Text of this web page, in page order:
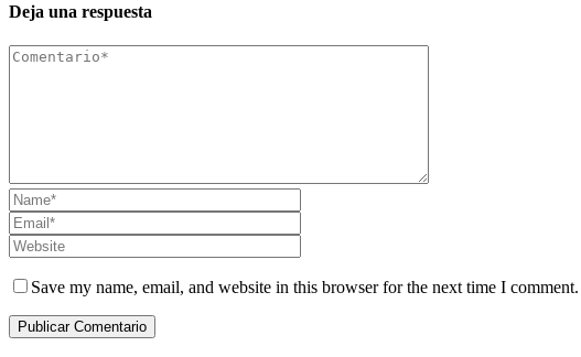
Deja una respuesta
Save my name, email, and website in this browser for the next time I comment.